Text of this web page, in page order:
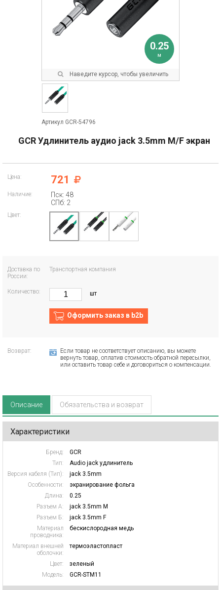
0.25
м
Наведите курсор, чтобы увеличить
Артикул GCR-54796
GCR Удлинитель аудио jack 3.5mm M/F экран
Цена: 721
Наличие:
Пск: 48
СПб: 2
Цвет:
Доставка по
России:
Транспортная компания
Количество: шт
Оформить заказ в b2b
Возврат:
Если товар не соответствует описанию, вы можете
вернуть товар, оплатив стоимость обратной пересылки,
или оставить товар себе и договориться о компенсации.
Описание Обязательства и возврат
Характеристики
Бренд:
GCR
Тип:
Audio jack удлинитель
Версия кабеля (Тип):
jack 3.5mm
Особенности:
экранирование фольга
Длина:
0.25
Разъем А:
jack 3.5mm M
Разъем Б:
jack 3.5mm F
Материал
проводника:
бескислородная медь
Материал внешней
оболочки:
термоэластопласт
Цвет:
зеленый
Модель:
GCR-STM11